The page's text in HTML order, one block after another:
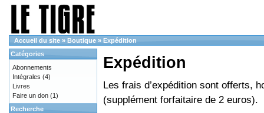
Accueil du site » Boutique » Expédition
Expédition
Les frais d’expédition sont offerts,
(supplément forfaitaire de 2 euros).
Catégories
Abonnements
Intégrales (4)
Livres
Faire un don (1)
Recherche